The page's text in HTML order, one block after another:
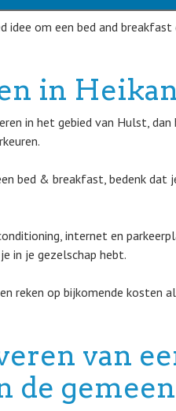
idee om een bed and
in
in het gebied van Hulst,
bed & breakfast, bedenk dat
internet en
in je gezelschap hebt.
reken op bijkomende
van
de